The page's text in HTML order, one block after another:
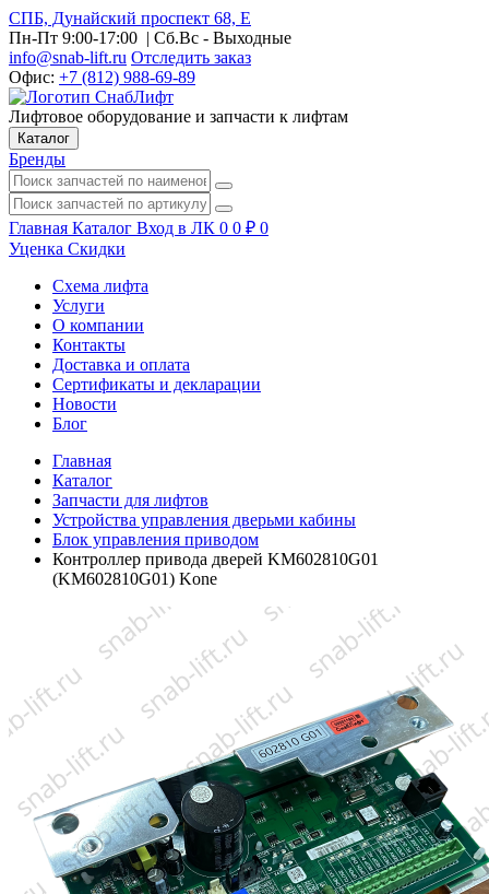
СПБ, Дунайский проспект 68, Е
Пн-Пт 9:00-17:00 | Сб.Вс - Выходные
info@snab-lift.ru Отследить заказ
Офис: +7 (812) 988-69-89
Лифтовое оборудование и запчасти к лифтам
Каталог
Бренды
Главная Каталог Вход в ЛК 0 0 ₽ 0
Уценка Скидки
Схема лифта
Услуги
О компании
Контакты
Доставка и оплата
Сертификаты и декларации
Новости
Блог
Главная
Каталог
Запчасти для лифтов
Устройства управления дверьми кабины
Блок управления приводом
Контроллер привода дверей KM602810G01
(KM602810G01) Kone